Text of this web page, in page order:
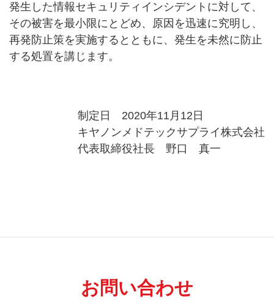
発生した情報セキュリティインシデントに対して、
その被害を最小限にとどめ、原因を迅速に究明し、
再発防止策を実施するとともに、発生を未然に防止
する処置を講じます。
制定日 2020年11月12日
キヤノンメドテックサプライ株式会社
代表取締役社長 野口 真一
お問い合わせ